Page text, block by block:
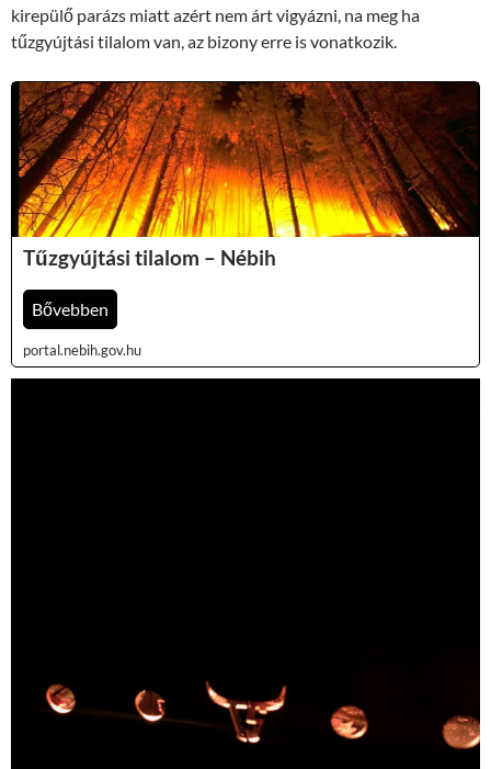
kirepülő parázs miatt azért nem árt vigyázni, na meg ha
tűzgyújtási tilalom van, az bizony erre is vonatkozik.
Tűzgyújtási tilalom – Nébih
Bővebben
portal.nebih.gov.hu